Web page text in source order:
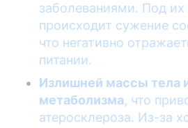
заболеваниями. Под их
происходит сужение
что негативно
питании.
Излишней массы тела
метаболизма, что
атеросклероза. Из-за